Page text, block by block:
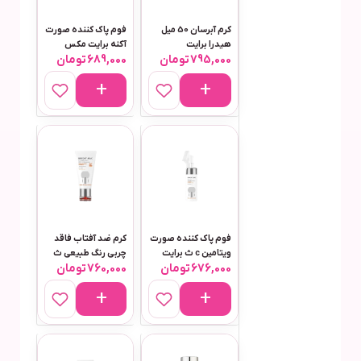
کرم آبرسان 50 میل
هیدرا برایت
هیلارونیک اسید ریچ
برایت مکس مناسب
پوست خشک
795,000تومان
فوم پاک کننده صورت
آکنه برایت مکس
150میل
689,000تومان
فوم پاک کننده صورت
ویتامین c ث برایت
150 میل برایت مکس
676,000تومان
کرم ضد آفتاب فاقد
چربی رنگ طبیعی ث
برایت 50 میل برایت
مکس
760,000تومان